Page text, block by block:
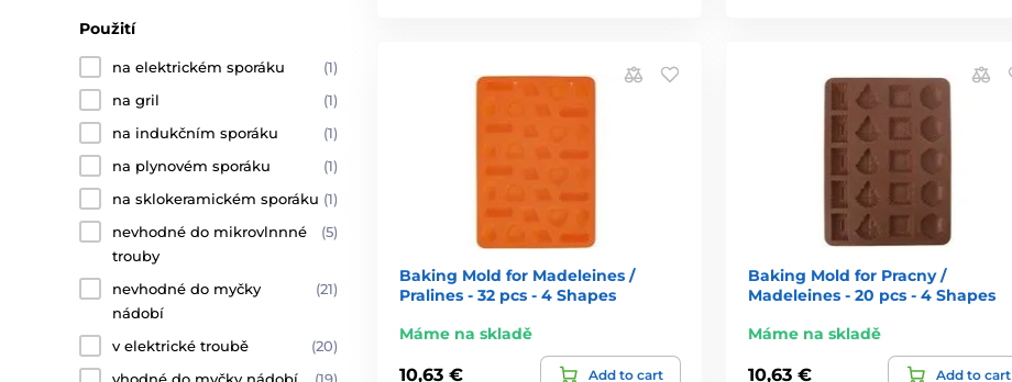
Použití
na elektrickém sporáku
(1)
na gril
(1)
na indukčním sporáku
(1)
na plynovém sporáku
(1)
na sklokeramickém sporáku (1)
nevhodné do mikrovlnnné
trouby
(5)
nevhodné do myčky
nádobí
(21)
v elektrické troubě
(20)
vhodné do myčky nádobí
(19)
Baking Mold for Madeleines /
Pralines - 32 pcs - 4 Shapes
Máme na skladě
10,63 € Add to cart
Baking Mold for Pracny /
Madeleines - 20 pcs - 4 Shapes
Máme na skladě
10,63 € Add to cart